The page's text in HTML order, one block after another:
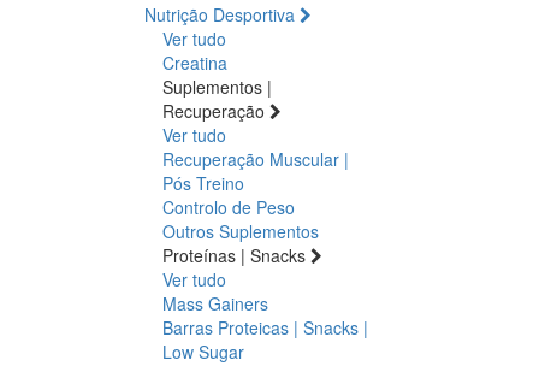
Nutrição Desportiva
Ver tudo
Creatina
Suplementos |
Recuperação
Ver tudo
Recuperação Muscular |
Pós Treino
Controlo de Peso
Outros Suplementos
Proteínas | Snacks
Ver tudo
Mass Gainers
Barras Proteicas | Snacks |
Low Sugar